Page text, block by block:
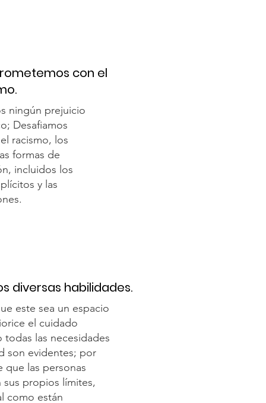
con el
ningún prejuicio
Desafiamos
racismo, los
formas de
incluidos los
y las
diversas habilidades.
este sea un espacio
el cuidado
todas las necesidades
son evidentes; por
que las personas
sus propios límites,
como están